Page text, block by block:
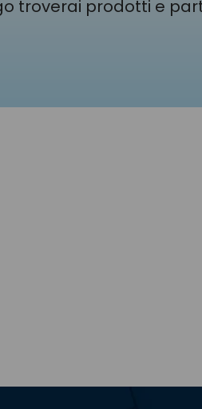
troverai prodotti e